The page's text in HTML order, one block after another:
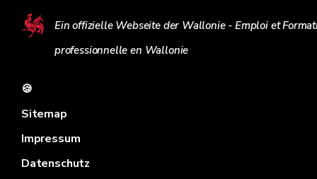
Ein offizielle Webseite der Wallonie - Emploi et
professionnelle en Wallonie
🍪
Sitemap
Impressum
Datenschutz